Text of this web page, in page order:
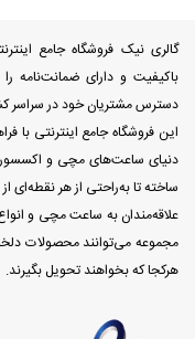
گالری نیک فروشگاه جامع
باکیفیت و دارای ضمانت‌نامه
دسترس مشتریان خود در سراسر
این فروشگاه جامع اینترنتی با
دنیای ساعت‌های مچی و
ساخته تا به‌راحتی از هر نقطه‌ای
علاقه‌مندان به ساعت مچی و
مجموعه می‌توانند محصولات
هرکجا که بخواهند تحویل بگیرند.